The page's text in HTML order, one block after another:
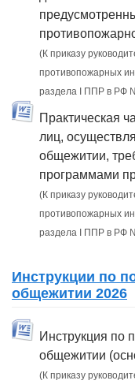
(К приказу
противопожарных
раздела I ППР в РФ
Практическая
лиц,
общежитии,
программами
(К приказу
противопожарных
раздела I ППР в РФ
Инструкции по
общежитии 2026
Инструкция по
общежитии
(К приказу